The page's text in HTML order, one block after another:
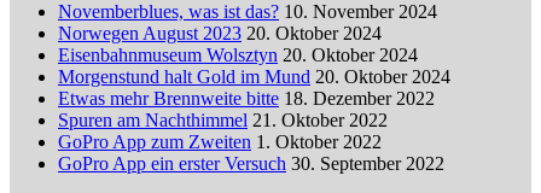
Novemberblues, was ist das? 10. November 2024
Norwegen August 2023 20. Oktober 2024
Eisenbahnmuseum Wolsztyn 20. Oktober 2024
Morgenstund halt Gold im Mund 20. Oktober 2024
Etwas mehr Brennweite bitte 18. Dezember 2022
Spuren am Nachthimmel 21. Oktober 2022
GoPro App zum Zweiten 1. Oktober 2022
GoPro App ein erster Versuch 30. September 2022